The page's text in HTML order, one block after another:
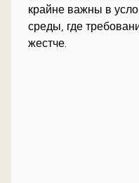
крайне важны в
среды, где
жестче.